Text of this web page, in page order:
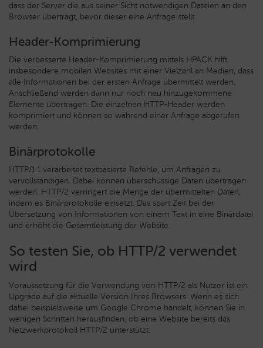
dass der Server die aus seiner Sicht notwendigen Dateien an den
Browser überträgt, bevor dieser eine Anfrage stellt.
Header-Komprimierung
Die verbesserte Header-Komprimierung mittels HPACK hilft
insbesondere mobilen Websites mit einer Vielzahl an Medien, dass
alle Informationen bei der ersten Anfrage übermittelt werden.
Anschließend werden dann nur noch neu hinzugekommene
Elemente übertragen. Die einzelnen HTTP-Header werden
komprimiert und können so während einer Anfrage abgerufen
werden.
Binärprotokolle
HTTP/1.1 verarbeitet textbasierte Befehle, um Anfragen zu
vervollständigen. Dabei können überschüssige Daten übertragen
werden. HTTP/2 verringert die Menge der übermittelten Daten,
indem es Binärprotokolle einsetzt. Das spart Zeit bei der
Übersetzung von Informationen von einem Text in eine Binärdatei
und erhöht die Gesamtleistung der Website.
So testen Sie, ob HTTP/2 verwendet
wird
Voraussetzung für die Verwendung von HTTP/2 als Nutzer ist ein
Upgrade auf die aktuelle Version Ihres Browsers. Wenn es sich
dabei beispielsweise um Google Chrome handelt, können Sie in
wenigen Schritten herausfinden, ob eine Website bereits das
Netzwerkprotokoll HTTP/2 unterstützt: